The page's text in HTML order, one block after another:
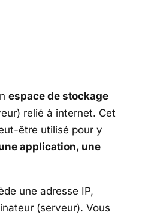
espace de stockage
relié à internet. Cet
être utilisé pour y
application, une
une adresse IP,
(serveur). Vous